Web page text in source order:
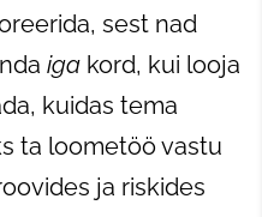
sest nad
iga kord, kui looja
kuidas tema
ta loometöö vastu
ja riskides